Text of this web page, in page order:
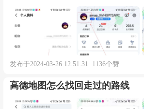
发布于2024-03-26 12:51:31 1136个赞
高德地图怎么找回走过的路线